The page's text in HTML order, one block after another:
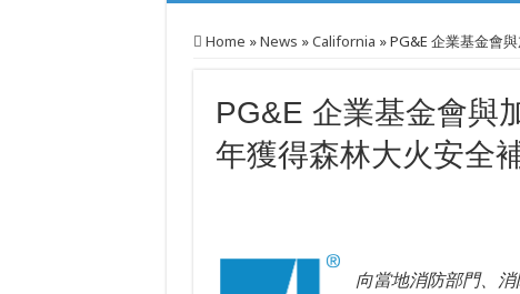
Home »News »California »PG&E 企業基金會
PG&E 企業基金會與
年獲得森林大火安全
向當地消防部門、